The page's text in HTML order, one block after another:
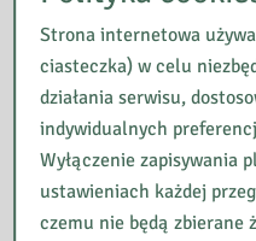
r.
Mirosława
Ostrowska,
pracownik
Wydziału
Gromadzen
ia i
. To
na
Strona internetowa
ciasteczka) w celu
działania serwisu,
indywidualnych
Wyłączenie zapisywania
ustawieniach każdej
czemu nie będą zbierane